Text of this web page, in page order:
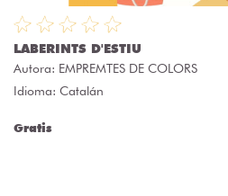
LABERINTS D'ESTIU
Autora: EMPREMTES DE COLORS
Idioma: Catalán
Gratis